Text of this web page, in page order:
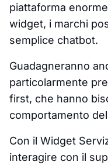
piattaforma
widget, i marchi
semplice chatbot.
Guadagneranno
particolarmente
first, che hanno
comportamento
Con il Widget
interagire con il